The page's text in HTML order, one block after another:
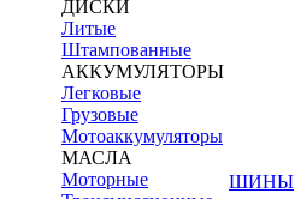
ДИСКИ
Литые
Штампованные
АККУМУЛЯТОРЫ
Легковые
Грузовые
Мотоаккумуляторы
МАСЛА
Моторные
ШИНЫ